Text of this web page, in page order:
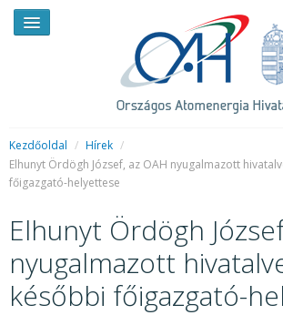
HÍREK
RENDKÍVÜLI HÍREK
SAJTÓSZOBA
HIRDETMÉNYEK
Kezdőoldal / Hírek /
Elhunyt Ördögh József, az OAH nyugalmazott
főigazgató-helyettese
Elhunyt Ördögh
nyugalmazott
későbbi főigazgató-